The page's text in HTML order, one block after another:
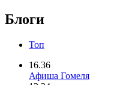
Блоги
Топ
16.36
Афиша Гомеля